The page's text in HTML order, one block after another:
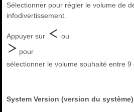
Sélectionner pour régler le volume de
infodivertissement.
Appuyer sur
ou
pour
sélectionner le volume souhaité entre 9
System Version (version du système)